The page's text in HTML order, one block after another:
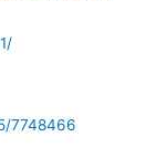
7748466